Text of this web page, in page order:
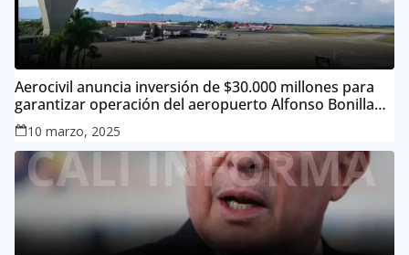
Aerocivil anuncia inversión de $30.000 millones para
garantizar operación del aeropuerto Alfonso Bonilla
Aragón
10 marzo, 2025